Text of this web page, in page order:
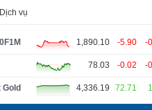
Dịch vụ
1,890.10 -5.90 -
78.03 -0.02 -
Gold 4,336.19 72.71
Thuật ngữ